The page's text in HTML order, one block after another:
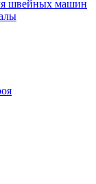
швейных машин